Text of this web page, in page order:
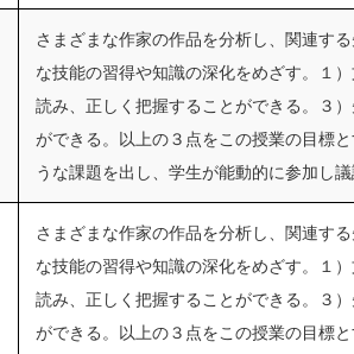
さまざまな作家の作品を分析し、関連す
な技能の習得や知識の深化をめざす。１
読み、正しく把握することができる。３
ができる。以上の３点をこの授業の目標
うな課題を出し、学生が能動的に参加し
さまざまな作家の作品を分析し、関連す
な技能の習得や知識の深化をめざす。１
読み、正しく把握することができる。３
ができる。以上の３点をこの授業の目標